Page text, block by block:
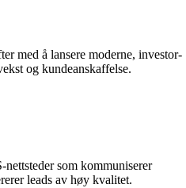
med å lansere moderne, investor-
og kundeanskaffelse.
som kommuniserer
leads av høy kvalitet.